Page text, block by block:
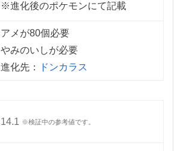
※進化後のポケモンにて記載
アメが80個必要
やみのいしが必要
進化先：
ドンカラス
14.1 ※検証中の参考値です。